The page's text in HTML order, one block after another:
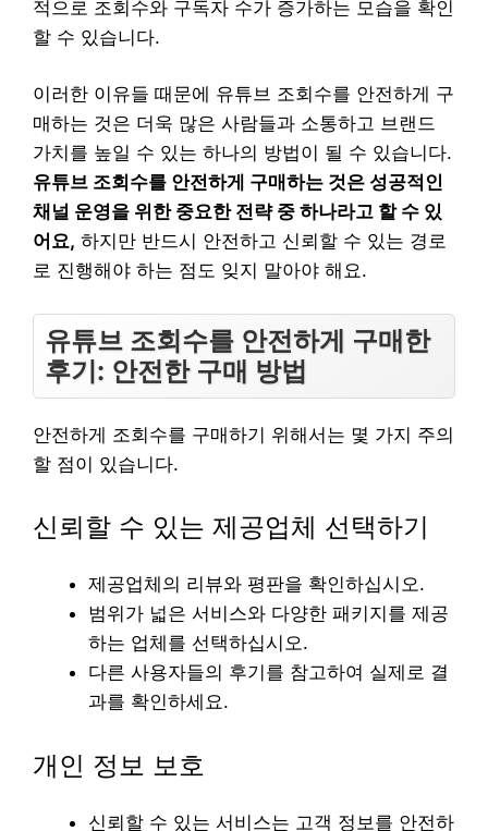
적으로 조회수와 구독자 수가 증가하는 모습을 확인
할 수 있습니다.
이러한 이유들 때문에 유튜브 조회수를 안전하게 구
매하는 것은 더욱 많은 사람들과 소통하고 브랜드
가치를 높일 수 있는 하나의 방법이 될 수 있습니다.
유튜브 조회수를 안전하게 구매하는 것은 성공적인
채널 운영을 위한 중요한 전략 중 하나라고 할 수 있
어요, 하지만 반드시 안전하고 신뢰할 수 있는 경로
로 진행해야 하는 점도 잊지 말아야 해요.
유튜브 조회수를 안전하게 구매한
후기: 안전한 구매 방법
안전하게 조회수를 구매하기 위해서는 몇 가지 주의
할 점이 있습니다.
신뢰할 수 있는 제공업체 선택하기
제공업체의 리뷰와 평판을 확인하십시오.
범위가 넓은 서비스와 다양한 패키지를 제공
하는 업체를 선택하십시오.
다른 사용자들의 후기를 참고하여 실제로 결
과를 확인하세요.
개인 정보 보호
신뢰할 수 있는 서비스는 고객 정보를 안전하